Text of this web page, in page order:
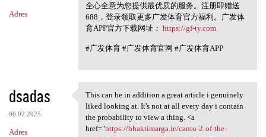
Adres
全心全意为您提供最优质的服务。注册即赠送
688，登录领取更多广发体育官方福利。广发体
育APP官方下载网址： https://gf-ty.com
#广发体育 #广发体育官网 #广发体育APP
dsadas
06.02.2025
Adres
This can be in addition a
This can be in addition a great article i genuinely
liked looking at. It's not at all every day i contain
the probability to view a thing. <a
href="https://bhaktimarga.ie/canto-2-of-the-